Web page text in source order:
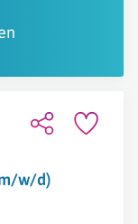
w/d)